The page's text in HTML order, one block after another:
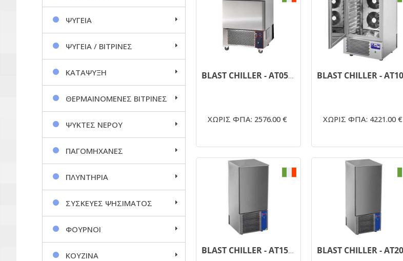
BLAST CHILLER - AT05ISO
ΧΩΡΙΣ ΦΠΑ: 2576.00 € ΧΩΡΙΣ ΦΠΑ: 4221.00 €
BLAST CHILLER - AT15ISO
ΨΥΓΕΙΑ
ΨΥΓΕΙΑ / ΒΙΤΡΙΝΕΣ
ΚΑΤΑΨΥΞΗ
ΘΕΡΜΑΙΝΟΜΕΝΕΣ ΒΙΤΡΙΝΕΣ
ΨΥΚΤΕΣ ΝΕΡΟΥ
ΠΑΓΟΜΗΧΑΝΕΣ
ΠΛΥΝΤΗΡΙΑ
ΣΥΣΚΕΥΕΣ ΨΗΣΙΜΑΤΟΣ
ΦΟΥΡΝΟΙ
ΚΟΥΖΙΝΑ